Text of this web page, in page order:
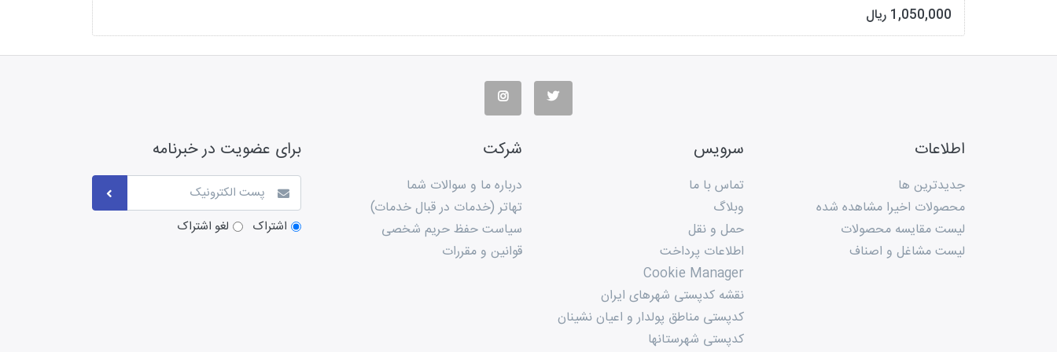
1,050,000 ریال
اطلاعات
جدیدترین ها
محصولات اخیرا مشاهده شده
لیست مقایسه محصولات
لیست مشاغل و اصناف
سرویس
تماس با ما
وبلاگ
حمل و نقل
اطلاعات پرداخت
Cookie Manager
نقشه کدپستی شهرهای ایران
کدپستی مناطق پولدار و اعیان نشینان
کدپستی شهرستانها
شرکت
درباره ما و سوالات شما
تهاتر (خدمات در قبال خدمات)
سیاست حفظ حریم شخصی
قوانین و مقررات
برای عضویت در خبرنامه
اشتراک لغو اشتراک